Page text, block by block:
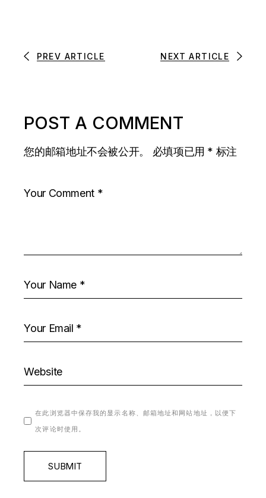
PREV ARTICLE NEXT ARTICLE
POST A COMMENT
您的邮箱地址不会被公开。 必填项已用 * 标注
在此浏览器中保存我的显示名称、邮箱地址和网站地址，以便下
次评论时使用。
SUBMIT